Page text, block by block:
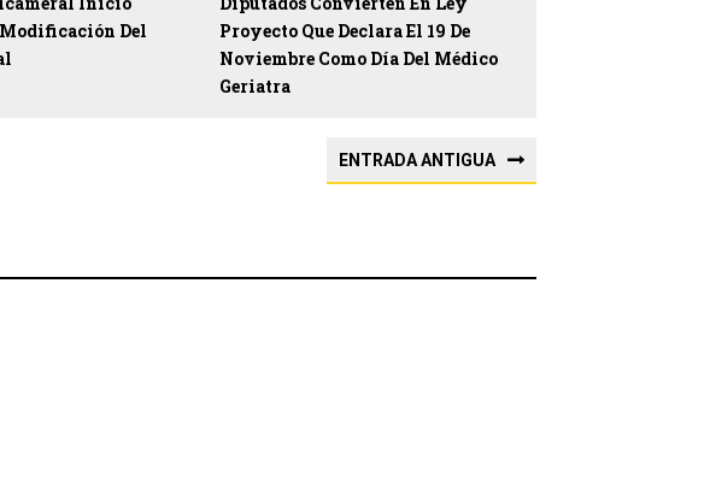
Modificación Del
Proyecto Que Declara El 19 De
Noviembre Como Día Del Médico
Geriatra
ENTRADA ANTIGUA